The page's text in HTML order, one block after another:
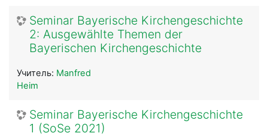
Seminar Bayerische Kirchengeschichte
2: Ausgewählte Themen der
Bayerischen Kirchengeschichte
Учитель: Manfred
Heim
Seminar Bayerische Kirchengeschichte
1 (SoSe 2021)